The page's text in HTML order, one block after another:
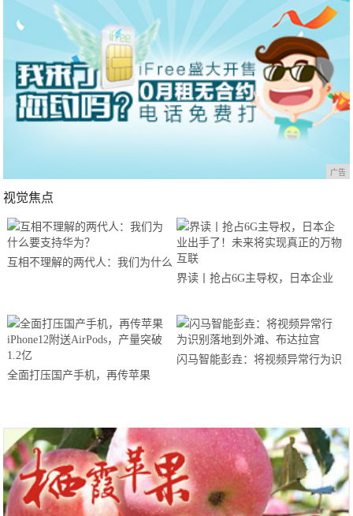
广告
视觉焦点
互相不理解的两代人：我们为什么
界读丨抢占6G主导权，日本企业
联
全面打压国产手机，再传苹果
闪马智能彭垚：将视频异常行为识